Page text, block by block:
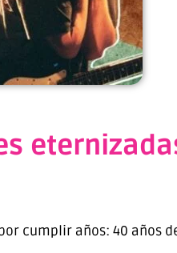
cumplir años: 40 años